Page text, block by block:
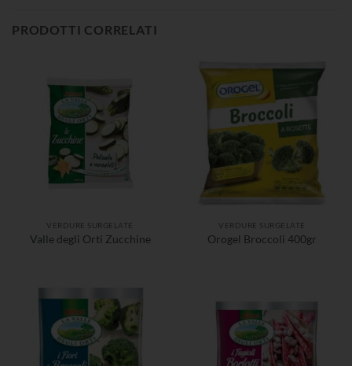
PRODOTTI CORRELATI
VERDURE SURGELATE
Valle degli Orti Zucchine
VERDURE SURGELATE
Orogel Broccoli 400gr